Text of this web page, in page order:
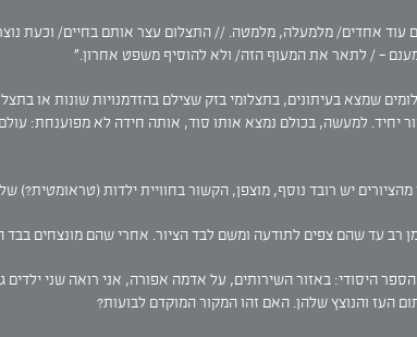
עוד אחדים/ מלמעלה, מלמטה. // התצלום עצר אותם בחיים/ וכעת
- / לתאר את המעוף הזה/ ולא להוסיף משפט אחרון."
שמצא בעיתונים, בתצלומי בזק שצילם בהזדמנויות שונות או
יחיד. למעשה, בכולם נמצא אותו סוד, אותה חידה לא מפוענחת: עולם
יש רובד נוסף, מוצפן, הקשור בחוויית ילדות
רב עד שהם צפים לתודעה ומשם לבד הציור. אחרי שהם מונצחים בבד
היסודי: באזור השירותים, על אדמה אפורה, אני רואה שני
העז והנוצץ שלהן. האם זהו המקור המוקדם לבועות?